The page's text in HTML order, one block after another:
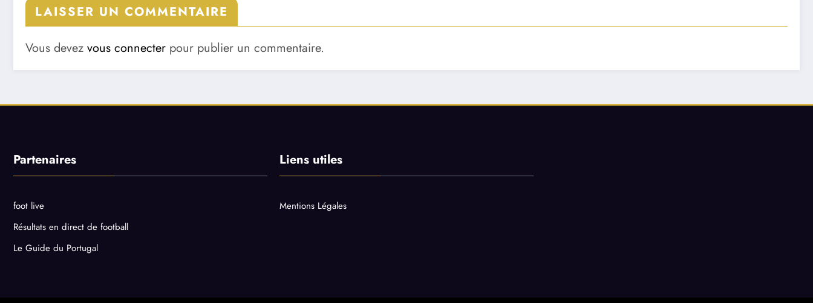
LAISSER UN COMMENTAIRE
Vous devez vous connecter pour publier un commentaire.
Partenaires
foot live
Résultats en direct de football
Le Guide du Portugal
Liens utiles
Mentions Légales